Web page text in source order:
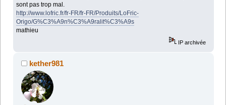
sont pas trop mal.
http://www.lofric.fr/fr-FR/fr-FR/Produits/LoFric-
Origo/G%C3%A9n%C3%A9ralit%C3%A9s
mathieu
IP archivée
kether981